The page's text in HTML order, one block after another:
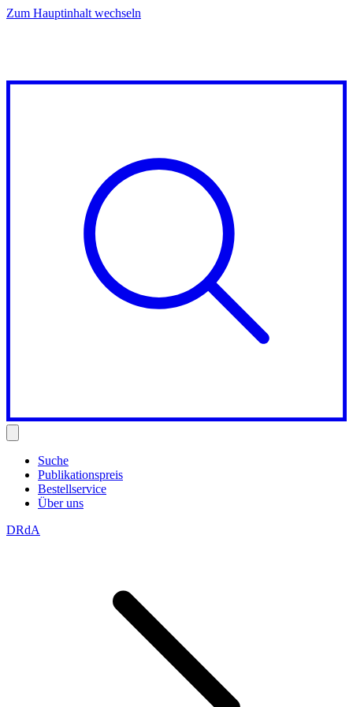
Zum Hauptinhalt wechseln
Suche
Publikationspreis
Bestellservice
Über uns
DRdA